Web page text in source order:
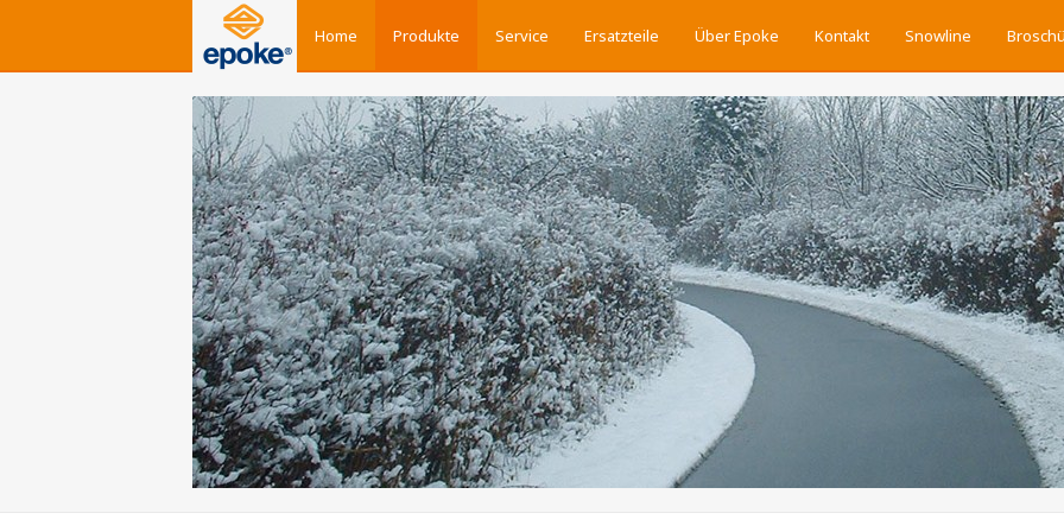
Home Produkte Service Ersatzteile Über Epoke Kontakt Snowline